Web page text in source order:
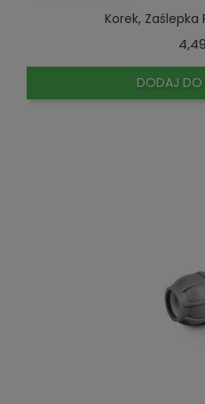
Korek, Zaślepka
DODAJ DO